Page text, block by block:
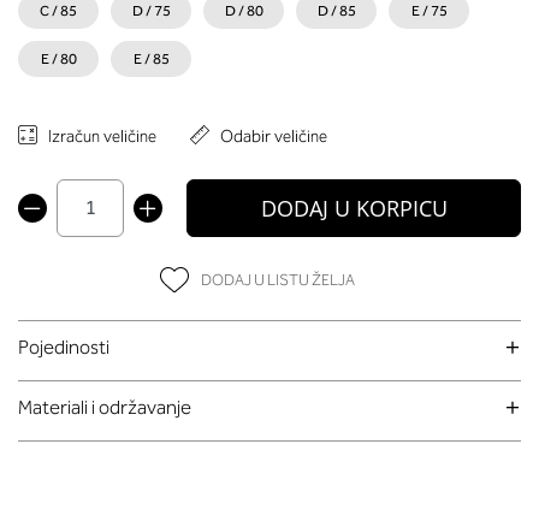
C / 85 D / 75 D / 80 D / 85 E / 75
E / 80 E / 85
Izračun veličine Odabir veličine
DODAJ U KORPICU
DODAJ U LISTU ŽELJA
Pojedinosti
Materiali i održavanje